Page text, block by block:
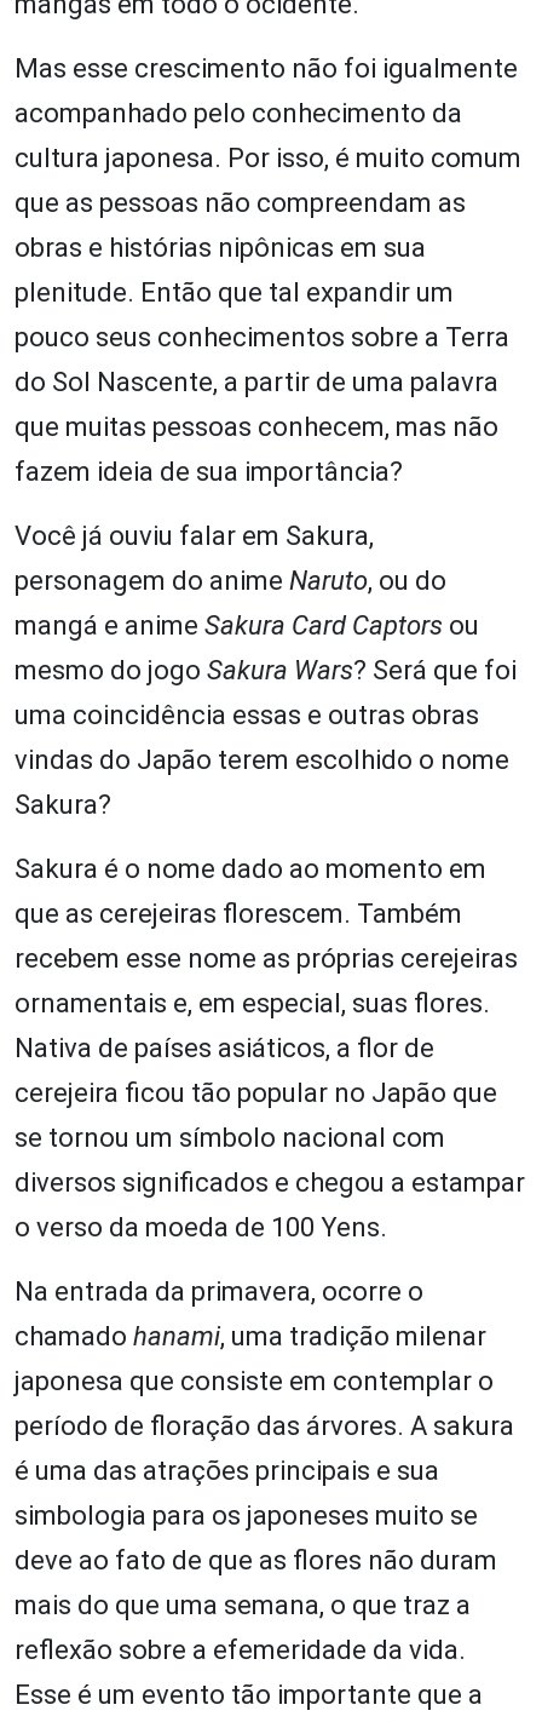
Mas esse crescimento não foi igualmente
acompanhado pelo conhecimento da
cultura japonesa. Por isso, é muito comum
que as pessoas não compreendam as
obras e histórias nipônicas em sua
plenitude. Então que tal expandir um
pouco seus conhecimentos sobre a Terra
do Sol Nascente, a partir de uma palavra
que muitas pessoas conhecem, mas não
fazem ideia de sua importância?
Você já ouviu falar em Sakura,
personagem do anime Naruto, ou do
mangá e anime Sakura Card Captors ou
mesmo do jogo Sakura Wars? Será que foi
uma coincidência essas e outras obras
vindas do Japão terem escolhido o nome
Sakura?
Sakura é o nome dado ao momento em
que as cerejeiras florescem. Também
recebem esse nome as próprias cerejeiras
ornamentais e, em especial, suas flores.
Nativa de países asiáticos, a flor de
cerejeira ficou tão popular no Japão que
se tornou um símbolo nacional com
diversos significados e chegou a estampar
o verso da moeda de 100 Yens.
Na entrada da primavera, ocorre o
chamado hanami, uma tradição milenar
japonesa que consiste em contemplar o
período de floração das árvores. A sakura
é uma das atrações principais e sua
simbologia para os japoneses muito se
deve ao fato de que as flores não duram
mais do que uma semana, o que traz a
reflexão sobre a efemeridade da vida.
Esse é um evento tão importante que a